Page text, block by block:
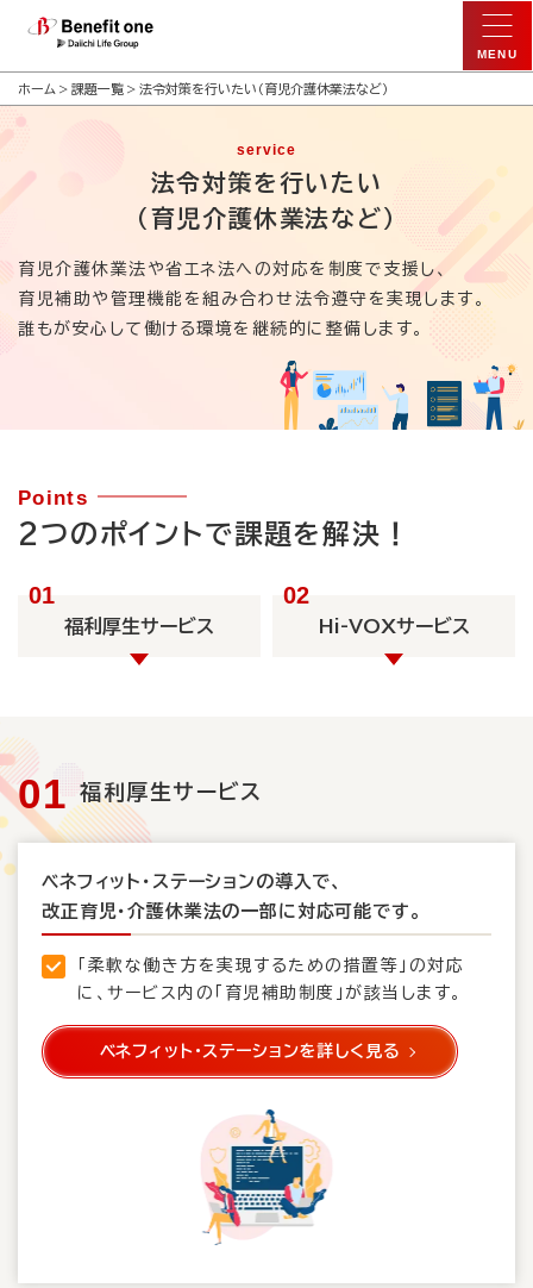
ホーム 課題一覧 法令対策を行いたい（育児介護休業法など）
service
法令対策を行いたい
（育児介護休業法など）
育児介護休業法や省エネ法への対応を制度で支援し、
育児補助や管理機能を組み合わせ法令遵守を実現します。
誰もが安心して働ける環境を継続的に整備します。
Points
2つのポイントで課題を解決！
福利厚生サービス Hi-VOXサービス
福利厚生サービス
ベネフィット・ステーションの導入で、
改正育児・介護休業法の一部に対応可能です。
「柔軟な働き方を実現するための措置等」の対応
に、 サービス内の「育児補助制度」が該当します。
ベネフィット・ステーションを詳しく見る